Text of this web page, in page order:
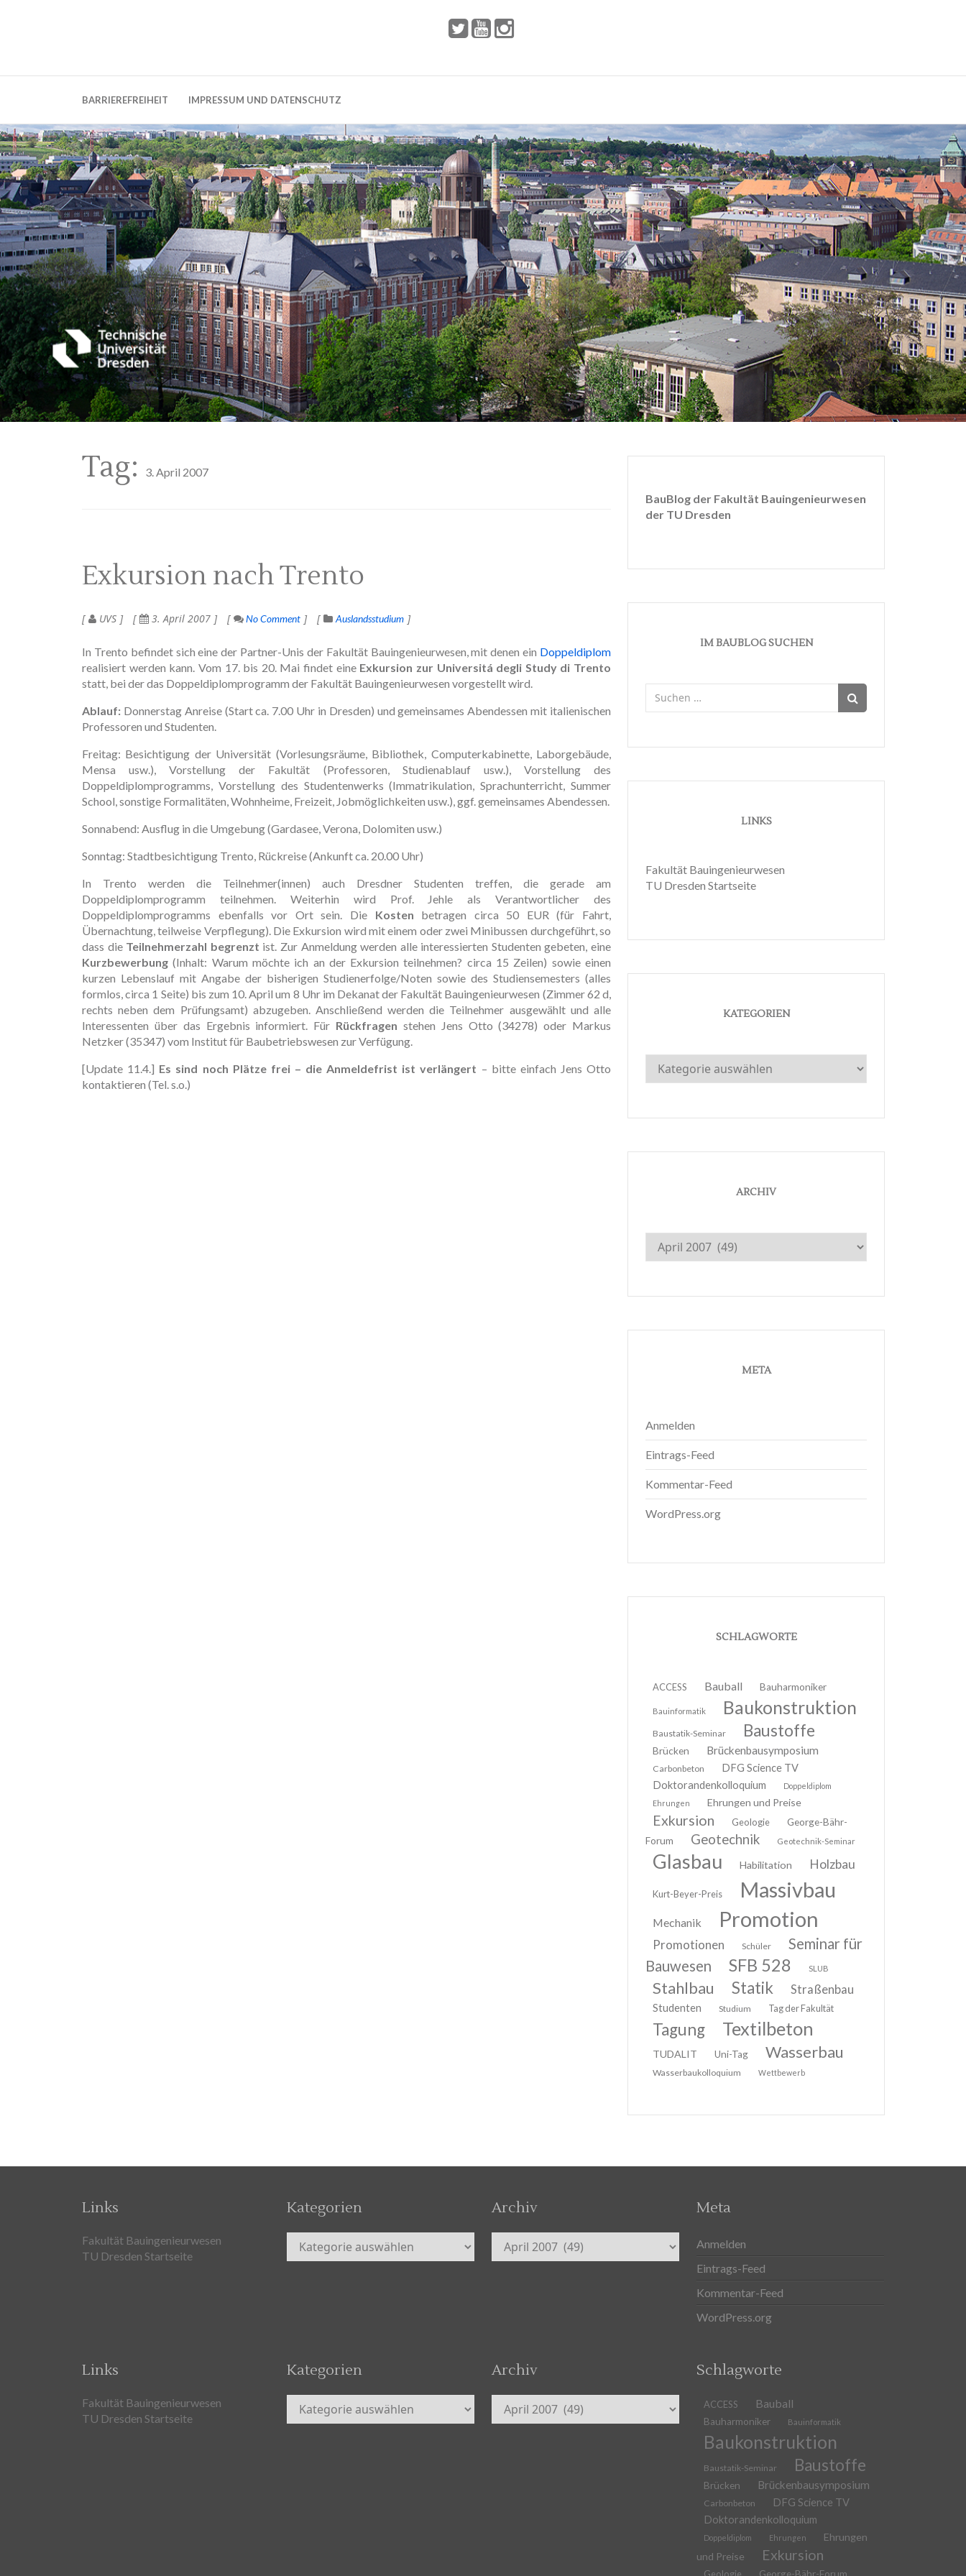
BARRIEREFREIHEIT IMPRESSUM UND DATENSCHUTZ
Tag: 3. April 2007
Exkursion nach Trento
UVS 3. April 2007 No Comment Auslandsstudium
In Trento befindet sich eine der Partner-Unis der Fakultät Bauingenieurwesen, mit denen ein Doppeldiplom
realisiert werden kann. Vom 17. bis 20. Mai findet eine Exkursion zur Universitá degli Study di Trento
statt, bei der das Doppeldiplomprogramm der Fakultät Bauingenieurwesen vorgestellt wird.
Ablauf: Donnerstag Anreise (Start ca. 7.00 Uhr in Dresden) und gemeinsames Abendessen mit italienischen
Professoren und Studenten.
Freitag: Besichtigung der Universität (Vorlesungsräume, Bibliothek, Computerkabinette, Laborgebäude,
Mensa usw.), Vorstellung der Fakultät (Professoren, Studienablauf usw.), Vorstellung des
Doppeldiplomprogramms, Vorstellung des Studentenwerks (Immatrikulation, Sprachunterricht, Summer
School, sonstige Formalitäten, Wohnheime, Freizeit, Jobmöglichkeiten usw.), ggf. gemeinsames Abendessen.
Sonnabend: Ausflug in die Umgebung (Gardasee, Verona, Dolomiten usw.)
Sonntag: Stadtbesichtigung Trento, Rückreise (Ankunft ca. 20.00 Uhr)
In Trento werden die Teilnehmer(innen) auch Dresdner Studenten treffen, die gerade am
Doppeldiplomprogramm teilnehmen. Weiterhin wird Prof. Jehle als Verantwortlicher des
Doppeldiplomprogramms ebenfalls vor Ort sein. Die Kosten betragen circa 50 EUR (für Fahrt,
Übernachtung, teilweise Verpflegung). Die Exkursion wird mit einem oder zwei Minibussen durchgeführt, so
dass die Teilnehmerzahl begrenzt ist. Zur Anmeldung werden alle interessierten Studenten gebeten, eine
Kurzbewerbung (Inhalt: Warum möchte ich an der Exkursion teilnehmen? circa 15 Zeilen) sowie einen
kurzen Lebenslauf mit Angabe der bisherigen Studienerfolge/Noten sowie des Studiensemesters (alles
formlos, circa 1 Seite) bis zum 10. April um 8 Uhr im Dekanat der Fakultät Bauingenieurwesen (Zimmer 62 d,
rechts neben dem Prüfungsamt) abzugeben. Anschließend werden die Teilnehmer ausgewählt und alle
Interessenten über das Ergebnis informiert. Für Rückfragen stehen Jens Otto (34278) oder Markus
Netzker (35347) vom Institut für Baubetriebswesen zur Verfügung.
[Update 11.4.] Es sind noch Plätze frei – die Anmeldefrist ist verlängert – bitte einfach Jens Otto
kontaktieren (Tel. s.o.)
BauBlog der Fakultät Bauingenieurwesen
der TU Dresden
IM BAUBLOG SUCHEN
nach:
LINKS
Fakultät Bauingenieurwesen
TU Dresden Startseite
KATEGORIEN
Kategorien
ARCHIV
Archiv
META
Anmelden
Eintrags-Feed
Kommentar-Feed
WordPress.org
SCHLAGWORTE
ACCESS Bauball Bauharmoniker
Bauinformatik Baukonstruktion
Baustatik-Seminar Baustoffe
Brücken Brückenbausymposium
Carbonbeton
DFG Science TV
Doktorandenkolloquium
Doppeldiplom
Ehrungen
Ehrungen und Preise
Exkursion Geologie
George-Bähr-
Forum
Geotechnik Geotechnik-Seminar
Glasbau Habilitation Holzbau
Kurt-Beyer-Preis Massivbau
Mechanik Promotion
Promotionen Schüler
Seminar für
Bauwesen
SFB 528 SLUB
Stahlbau Statik Straßenbau
Studenten Studium Tag der Fakultät
Tagung Textilbeton
TUDALIT Uni-Tag Wasserbau
Wasserbaukolloquium Wettbewerb
Links
Fakultät Bauingenieurwesen
TU Dresden Startseite
Kategorien
Kategorien
Archiv
Archiv
Meta
Anmelden
Eintrags-Feed
Kommentar-Feed
WordPress.org
Links
Fakultät Bauingenieurwesen
TU Dresden Startseite
Kategorien
Kategorien
Archiv
Archiv
Schlagworte
ACCESS Bauball
Bauharmoniker Bauinformatik
Baukonstruktion
Baustatik-Seminar Baustoffe
Brücken Brückenbausymposium
Carbonbeton
DFG Science TV
Doktorandenkolloquium
Doppeldiplom Ehrungen
Ehrungen
und Preise
Exkursion
Geologie George-Bähr-Forum